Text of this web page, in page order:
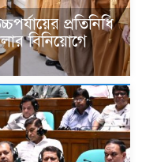
প্রতিনিধি
বিনিয়োগে